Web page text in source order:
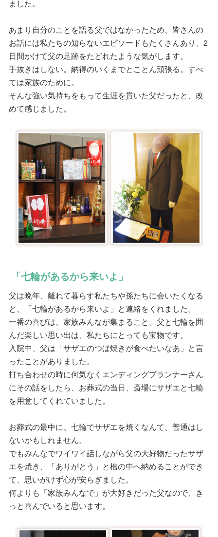
ました。
あまり自分のことを語る父ではなかったため、皆さんの
お話には私たちの知らないエピソードもたくさんあり、2
日間かけて父の足跡をたどれたような気がします。
手抜きはしない。納得のいくまでとことん頑張る。すべ
ては家族のために。
そんな強い気持ちをもって生涯を貫いた父だったと、改
めて感じました。
「七輪があるから来いよ」
父は晩年、離れて暮らす私たちや孫たちに会いたくなる
と、「七輪があるから来いよ」と連絡をくれました。
一番の喜びは、家族みんなが集まること。父と七輪を囲
んだ楽しい思い出は、私たちにとっても宝物です。
入院中、父は「サザエのつぼ焼きが食べたいなあ」と言
ったことがありました。
打ち合わせの時に何気なくエンディングプランナーさん
にその話をしたら、お葬式の当日、斎場にサザエと七輪
を用意してくれていました。
お葬式の最中に、七輪でサザエを焼くなんて、普通はし
ないかもしれません。
でもみんなでワイワイ話しながら父の大好物だったサザ
エを焼き、「ありがとう」と棺の中へ納めることができ
て、思いがけず心が安らぎました。
何よりも「家族みんなで」が大好きだった父なので、き
っと喜んでいると思います。